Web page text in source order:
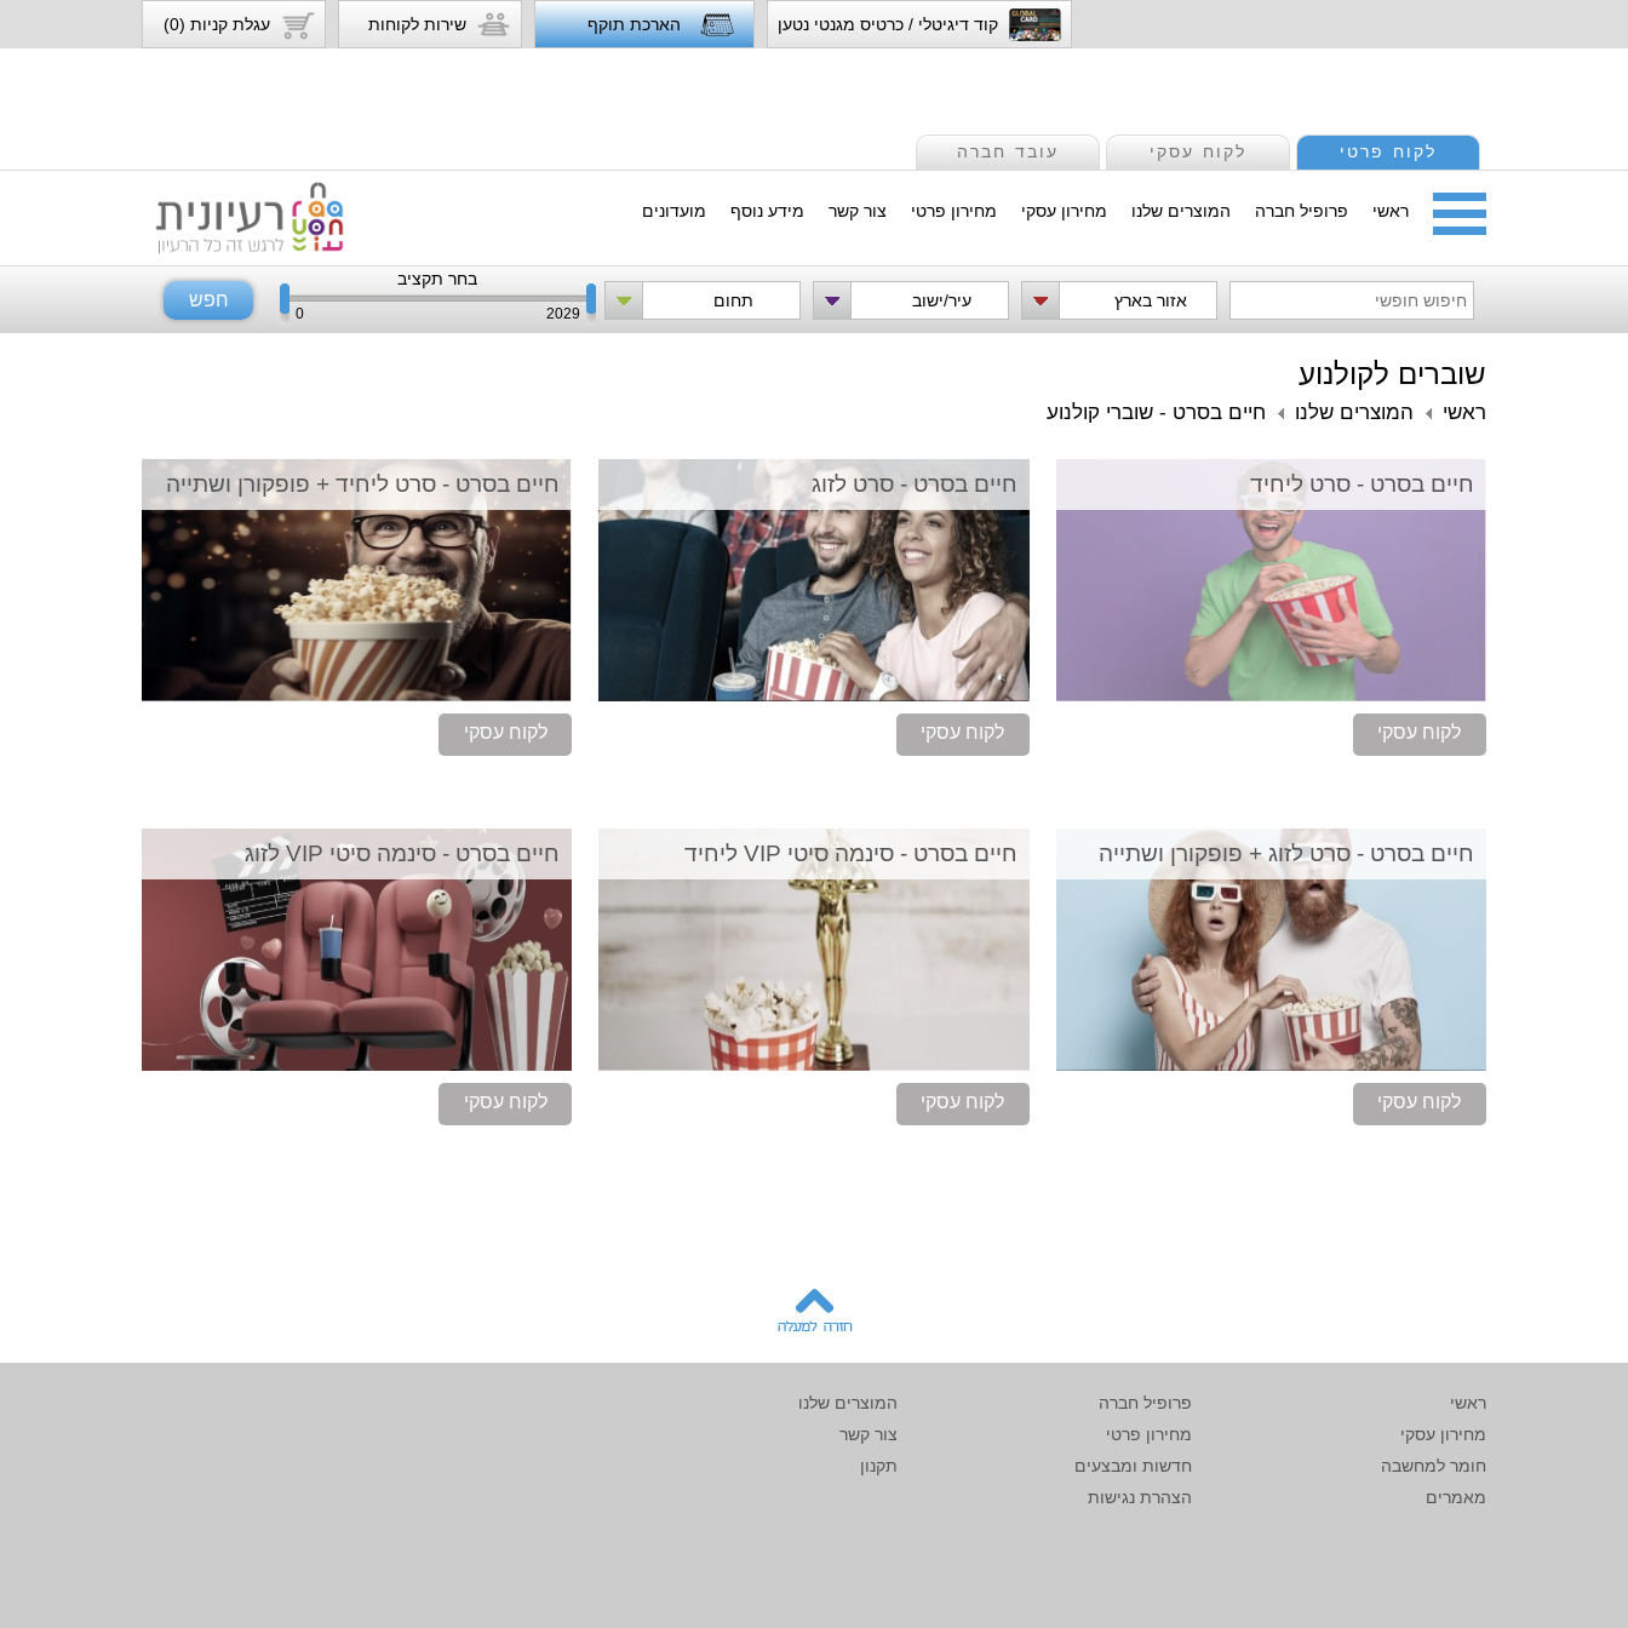
קוד דיגיטלי / כרטיס מגנטי נטען הארכת תוקף שירות לקוחות עגלת קניות (0)
לקוח פרטי לקוח עסקי עובד חברה
ראשי פרופיל חברה המוצרים שלנו מחירון עסקי מחירון פרטי צור קשר מידע נוסף מועדונים
אזור בארץ עיר/ישוב תחום
בחר תקציב
0 2029
חפש
שוברים לקולנוע
ראשי המוצרים שלנו חיים בסרט - שוברי קולנוע
חיים בסרט - סרט ליחיד
לקוח עסקי
חיים בסרט - סרט לזוג
לקוח עסקי
חיים בסרט - סרט ליחיד + פופקורן ושתייה
לקוח עסקי
חיים בסרט - סרט לזוג + פופקורן ושתייה
לקוח עסקי
חיים בסרט - סינמה סיטי VIP ליחיד
לקוח עסקי
חיים בסרט - סינמה סיטי VIP לזוג
לקוח עסקי
ראשי פרופיל חברה
המוצרים שלנו
מחירון עסקי
מחירון פרטי
צור קשר
חומר למחשבה
חדשות ומבצעים
תקנון
מאמרים
הצהרת נגישות